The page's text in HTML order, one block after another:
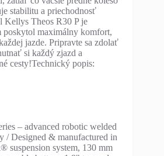
stabilitu a priechodnosť
Kellys Theos R30 P je
poskytol maximálny komfort,
jazde. Pripravte sa zdolať
si každý zjazd a
cesty!Technický popis:
– advanced robotic welded
/ Designed & manufactured in
suspension system, 130 mm